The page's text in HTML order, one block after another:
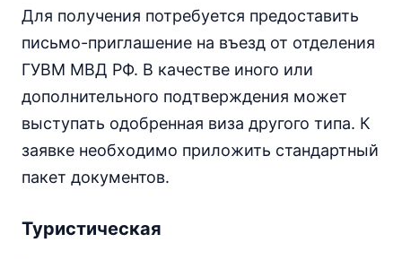
Для получения потребуется предоставить
письмо-приглашение на въезд от отделения
ГУВМ МВД РФ. В качестве иного или
дополнительного подтверждения может
выступать одобренная виза другого типа. К
заявке необходимо приложить стандартный
пакет документов.
Туристическая